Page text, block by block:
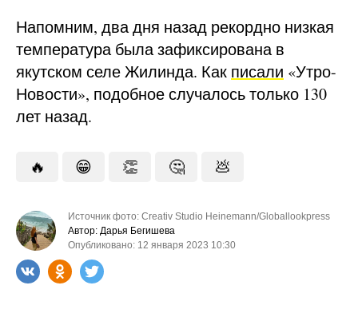
Напомним, два дня назад рекордно низкая
температура была зафиксирована в
якутском селе Жилинда. Как писали «Утро-
Новости», подобное случалось только 130
лет назад.
🔥 😁 👏 🤔 💩
Источник фото: Creativ Studio Heinemann/Globallookpress
Автор: Дарья Бегишева
Опубликовано: 12 января 2023 10:30